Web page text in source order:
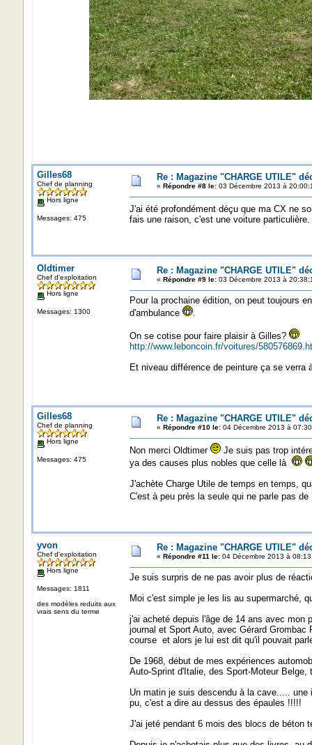
Gilles68
Chef de planning
Hors ligne
Messages: 475
Re : Magazine "CHARGE UTILE"
« Répondre #8 le:03 Décembre 2013 à
J'ai été profondément déçu que ma CX ne
fais une raison, c'est une voiture particulière.
Oldtimer
Chef d'exploitation
Hors ligne
Messages: 1300
Re : Magazine "CHARGE UTILE"
« Répondre #9 le:03 Décembre 2013 à
Pour la prochaine édition, on peut toujours
d'ambulance
.
On se cotise pour faire plaisir à Gilles?
http://www.leboncoin.fr/voitures/
Et niveau différence de peinture ça se verra
Gilles68
Chef de planning
Hors ligne
Messages: 475
Re : Magazine "CHARGE UTILE"
« Répondre #10 le:04 Décembre 2013 à
Non merci Oldtimer
Je suis pas trop
ya des causes plus nobles que celle là
J'achète Charge Utile de temps en temps,
C'est à peu près la seule qui ne parle pas
yvon
Chef d'exploitation
Hors ligne
Messages: 1811
des modèles reduits aux
vrais sens du terme
Re : Magazine "CHARGE UTILE"
« Répondre #11 le:04 Décembre 2013 à
Je suis surpris de ne pas avoir plus de
Moi c'est simple je les lis au supermarché,
j'ai acheté depuis l'âge de 14 ans avec
journal et Sport Auto, avec Gérard
course et alors je lui est dit qu'il pouvait
De 1968, début de mes expériences
Auto-Sprint d'Italie, des Sport-Moteur Belge,
Un matin je suis descendu à la cave.....
pu, c'est a dire au dessus des épaules !!!!!
J'ai jeté pendant 6 mois des blocs de béton